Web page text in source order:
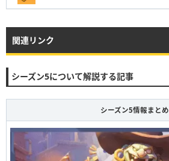
関連リンク
シーズン5について解説する記事
シーズン5情報まとめ